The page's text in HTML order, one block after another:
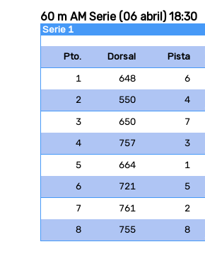
Serie 1
Pto. Dorsal Pista
1
648 6
2
550 4
3
650 7
4
757 3
5
664 1
6
721 5
7
761 2
8
755 8
60 m AM Serie (06 abril) 18:30